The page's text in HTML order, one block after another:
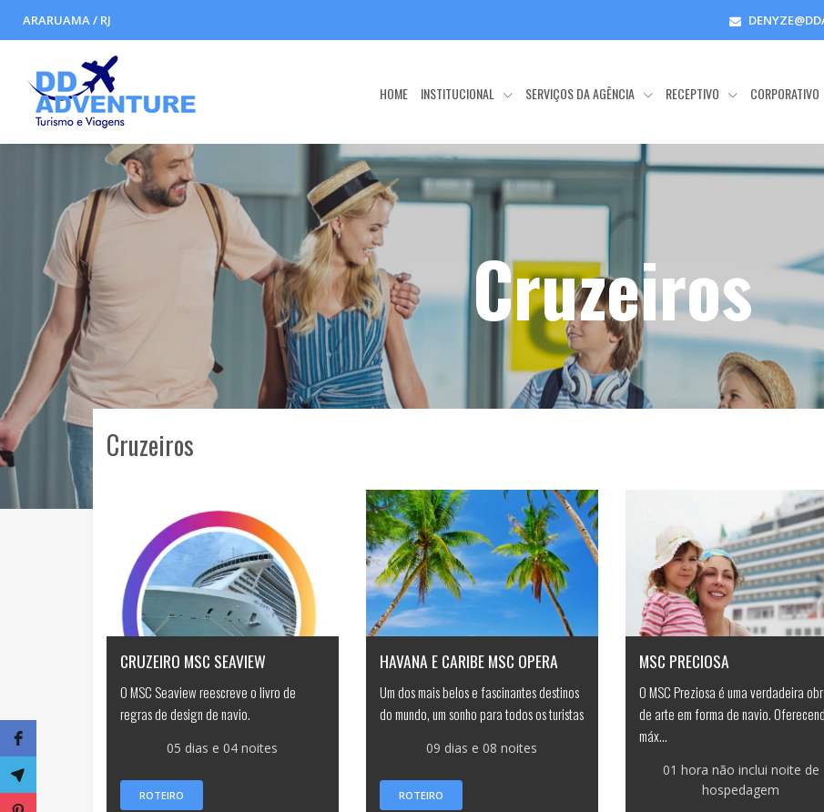
ARARUAMA / RJ
HOME INSTITUCIONAL SERVIÇOS DA AGÊNCIA RECEPTIVO CORPORATIVO
Cruzeiros
Cruzeiros
CRUZEIRO MSC SEAVIEW
O MSC Seaview reescreve o livro de
regras de design de navio.
05 dias e 04 noites
ROTEIRO
HAVANA E CARIBE MSC OPERA
Um dos mais belos e fascinantes destinos
do mundo, um sonho para todos os turistas
09 dias e 08 noites
ROTEIRO
MSC PRECIOSA
O MSC Preziosa é uma verdadeira
de arte em forma de navio.
máx...
01 hora não inclui noite de
hospedagem